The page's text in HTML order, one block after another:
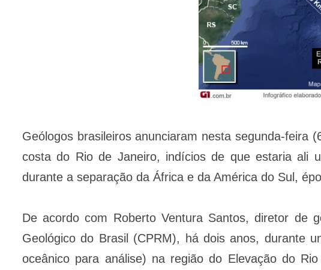
Geólogos brasileiros anunciaram nesta segunda-feira
costa do Rio de Janeiro, indícios de que estaria ali
durante a separação da África e da América do Sul,
De acordo com Roberto Ventura Santos, diretor de
Geológico do Brasil (CPRM), há dois anos, durante
oceânico para análise) na região do Elevação do